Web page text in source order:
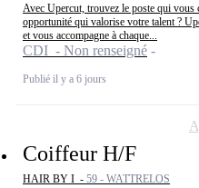
Avec Upercut, trouvez le poste qui vous
opportunité qui valorise votre talent ?
et vous accompagne à chaque...
CDI - Non renseigné
Publié il y a 6 jours
Coiffeur H/F
HAIR BY I - 59 - WATTRELOS